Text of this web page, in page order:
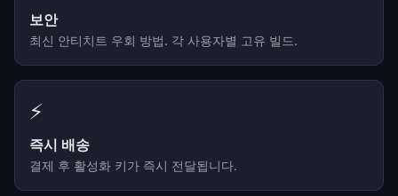
보안
최신 안티치트 우회 방법. 각 사용자별 고유 빌드.
⚡
즉시 배송
결제 후 활성화 키가 즉시 전달됩니다.